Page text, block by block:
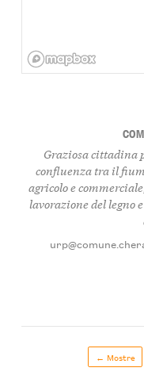
Graziosa cittadina
confluenza tra il
agricolo e
lavorazione del legno
← Mostre